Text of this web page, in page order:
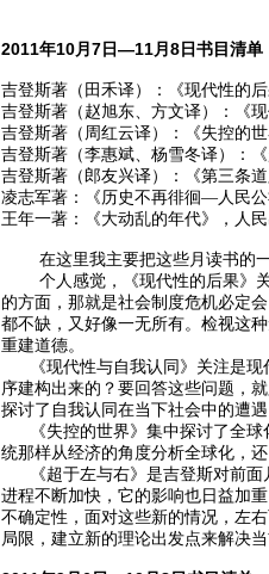
2011年10月7日—11月8日书目清单
吉登斯著（田禾译）：《现代性的
吉登斯著（赵旭东、方文译）：《
吉登斯著（周红云译）：《失控的
吉登斯著（李惠斌、杨雪冬译）：
吉登斯著（郎友兴译）：《第三条
凌志军著：《历史不再徘徊—人民
王年一著：《大动乱的年代》，人
在这里我主要把这些月读书的一
个人感觉，《现代性的后果》关
的方面，那就是社会制度危机必定
都不缺，又好像一无所有。检视这
重建道德。
《现代性与自我认同》关注是现
序建构出来的？要回答这些问题，
探讨了自我认同在当下社会中的遭
《失控的世界》集中探讨了全球
统那样从经济的角度分析全球化，
《超于左与右》是吉登斯对前面
进程不断加快，它的影响也日益加
不确定性，面对这些新的情况，左
局限，建立新的理论出发点来解决